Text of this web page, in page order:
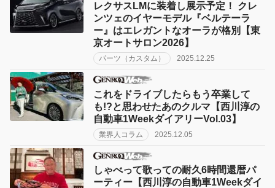
レクサスLMに装着し展示予定！ クレ
ンツェのイヤーモデル『ベルテーラ
ー』はエレガントなオーラが格別【東
京オートサロン2026】
パーツ（カスタム） 2025.12.25
これをドライブしたらもう卒業して
も!?と思わせたあのクルマ【西川淳の
自動車1WeekダイアリーVol.03】
業界人コラム 2025.12.05
しゃべって歌っての耐久6時間還暦パ
ーティー【西川淳の自動車1Weekダイ